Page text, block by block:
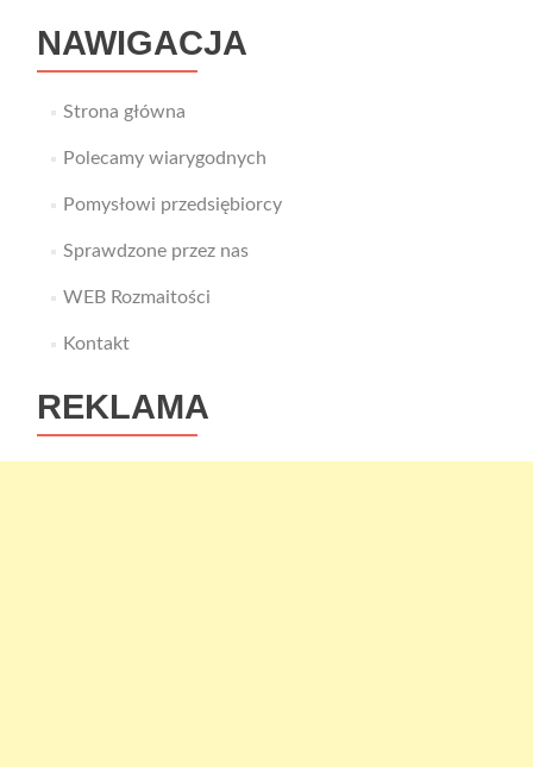
NAWIGACJA
Strona główna
Polecamy wiarygodnych
Pomysłowi przedsiębiorcy
Sprawdzone przez nas
WEB Rozmaitości
Kontakt
REKLAMA